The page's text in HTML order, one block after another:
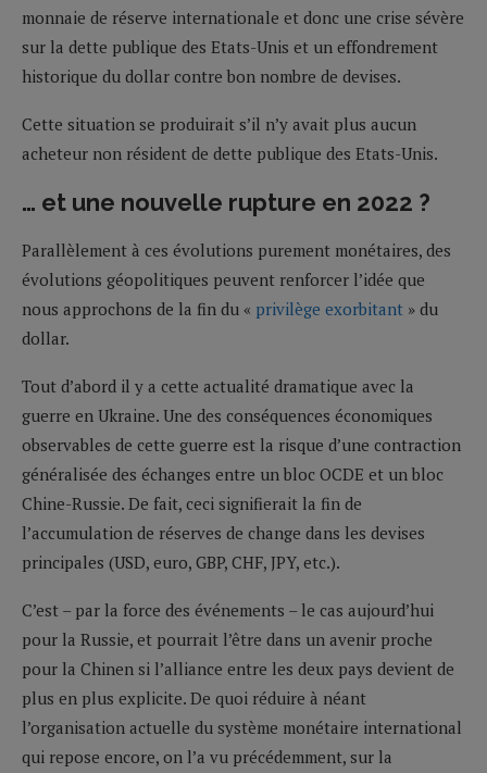
monnaie de réserve internationale et donc une crise sévère
sur la dette publique des Etats-Unis et un effondrement
historique du dollar contre bon nombre de devises.
Cette situation se produirait s’il n’y avait plus aucun
acheteur non résident de dette publique des Etats-Unis.
… et une nouvelle rupture en 2022 ?
Parallèlement à ces évolutions purement monétaires, des
évolutions géopolitiques peuvent renforcer l’idée que
nous approchons de la fin du « privilège exorbitant » du
dollar.
Tout d’abord il y a cette actualité dramatique avec la
guerre en Ukraine. Une des conséquences économiques
observables de cette guerre est la risque d’une contraction
généralisée des échanges entre un bloc OCDE et un bloc
Chine-Russie. De fait, ceci signifierait la fin de
l’accumulation de réserves de change dans les devises
principales (USD, euro, GBP, CHF, JPY, etc.).
C’est – par la force des événements – le cas aujourd’hui
pour la Russie, et pourrait l’être dans un avenir proche
pour la Chinen si l’alliance entre les deux pays devient de
plus en plus explicite. De quoi réduire à néant
l’organisation actuelle du système monétaire international
qui repose encore, on l’a vu précédemment, sur la